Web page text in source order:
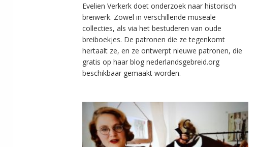
Evelien Verkerk doet onderzoek naar historisch
breiwerk. Zowel in verschillende museale
collecties, als via het bestuderen van oude
breiboekjes. De patronen die ze tegenkomt
hertaalt ze, en ze ontwerpt nieuwe patronen, die
gratis op haar blog nederlandsgebreid.org
beschikbaar gemaakt worden.